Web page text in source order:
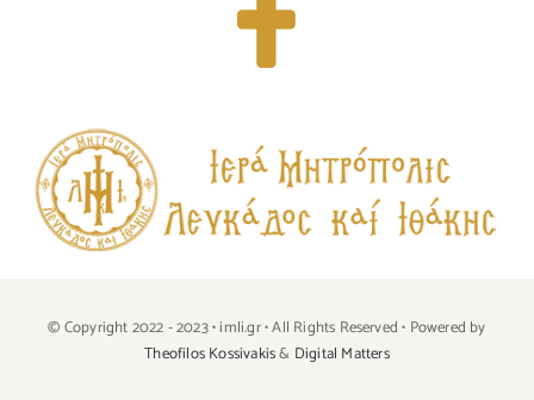
© Copyright 2022 - 2023 • imli.gr • All Rights Reserved • Powered by
Theofilos Kossivakis& Digital Matters